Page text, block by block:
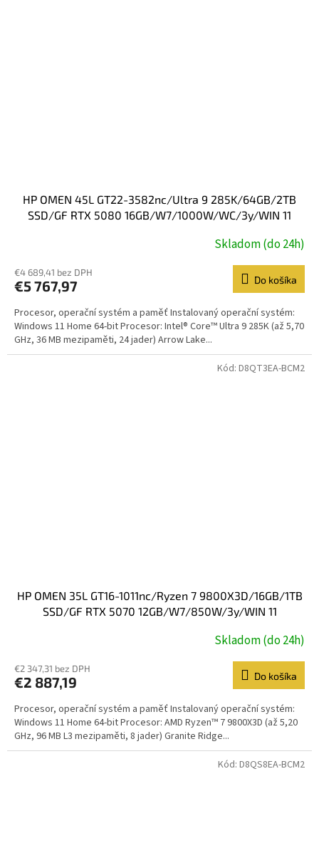
HP OMEN 45L GT22-3582nc/Ultra 9 285K/64GB/2TB
SSD/GF RTX 5080 16GB/W7/1000W/WC/3y/WIN 11
Skladom (do 24h)
€4 689,41 bez DPH
€5 767,97 Do košíka
Procesor, operační systém a paměť Instalovaný operační systém:
Windows 11 Home 64-bit Procesor: Intel® Core™ Ultra 9 285K (až 5,70
GHz, 36 MB mezipaměti, 24 jader) Arrow Lake...
HP OMEN 35L GT16-1011nc/Ryzen 7 9800X3D/16GB/1TB
SSD/GF RTX 5070 12GB/W7/850W/3y/WIN 11
Skladom (do 24h)
€2 347,31 bez DPH
€2 887,19 Do košíka
Procesor, operační systém a paměť Instalovaný operační systém:
Windows 11 Home 64-bit Procesor: AMD Ryzen™ 7 9800X3D (až 5,20
GHz, 96 MB L3 mezipaměti, 8 jader) Granite Ridge...
Kód: D8QT3EA-BCM2
Kód: D8QS8EA-BCM2